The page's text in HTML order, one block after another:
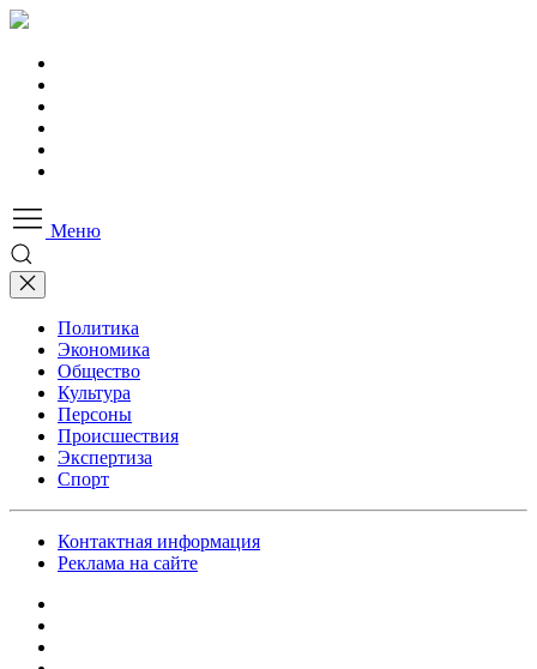
Меню
Политика
Экономика
Общество
Культура
Персоны
Происшествия
Экспертиза
Спорт
Контактная информация
Реклама на сайте